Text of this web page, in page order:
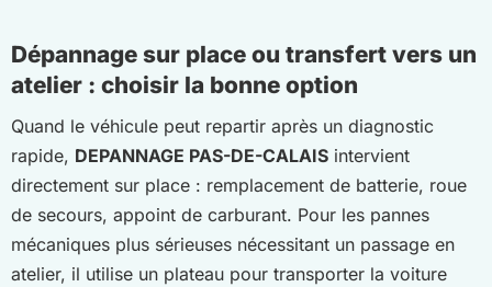
Dépannage sur place ou transfert vers un
atelier : choisir la bonne option
Quand le véhicule peut repartir après un diagnostic
rapide, DEPANNAGE PAS-DE-CALAIS intervient
directement sur place : remplacement de batterie, roue
de secours, appoint de carburant. Pour les pannes
mécaniques plus sérieuses nécessitant un passage en
atelier, il utilise un plateau pour transporter la voiture